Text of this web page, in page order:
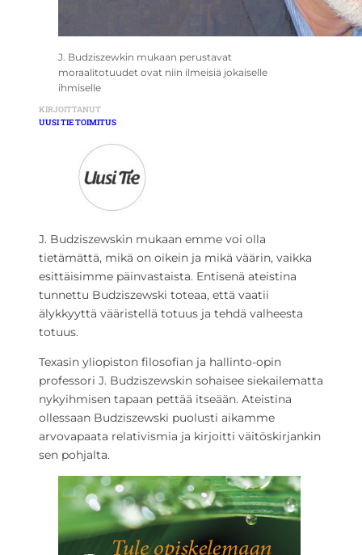
J. Budziszewkin mukaan perustavat
moraalitotuudet ovat niin ilmeisiä jokaiselle
ihmiselle
KIRJOITTANUT
UUSI TIE TOIMITUS
J. Budziszewskin mukaan emme voi olla
tietämättä, mikä on oikein ja mikä väärin, vaikka
esittäisimme päinvastaista. Entisenä ateistina
tunnettu Budziszewski toteaa, että vaatii
älykkyyttä vääristellä totuus ja tehdä valheesta
totuus.
Texasin yliopiston filosofian ja hallinto-opin
professori J. Budziszewskin sohaisee siekailematta
nykyihmisen tapaan pettää itseään. Ateistina
ollessaan Budziszewski puolusti aikamme
arvovapaata relativismia ja kirjoitti väitöskirjankin
sen pohjalta.